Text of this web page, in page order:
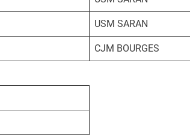
USM SARAN
CJM BOURGES